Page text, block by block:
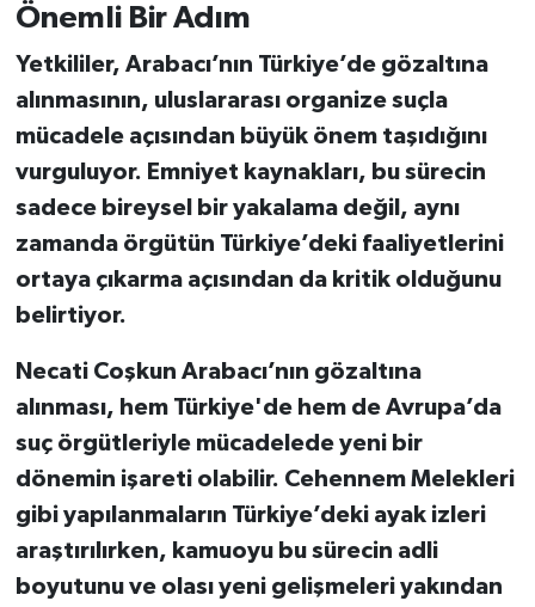
Önemli Bir Adım
Yetkililer, Arabacı’nın Türkiye’de gözaltına
alınmasının, uluslararası organize suçla
mücadeleaçısından büyük önem taşıdığını
vurguluyor. Emniyet kaynakları, bu sürecin
sadece bireysel bir yakalama değil, aynı
zamanda örgütün Türkiye’deki faaliyetlerini
ortaya çıkarmaaçısından da kritik olduğunu
belirtiyor.
Necati Coşkun Arabacı’nın gözaltına
alınması, hem Türkiye'de hem de Avrupa’da
suç örgütleriyle mücadelede yeni bir
dönemin işareti olabilir. Cehennem Melekleri
gibi yapılanmaların Türkiye’deki ayak izleri
araştırılırken, kamuoyu bu sürecin adli
boyutunu ve olası yeni gelişmeleri yakından